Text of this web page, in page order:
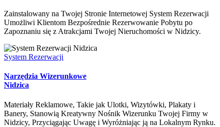
Zainstalowany na Twojej Stronie Internetowej System Rezerwacji
Umożliwi Klientom Bezpośrednie Rezerwowanie Pobytu po
Zapoznaniu się z Atrakcjami Twojej Nieruchomości w Nidzicy.
System Rezerwacji
Narzędzia Wizerunkowe
Nidzica
Materiały Reklamowe, Takie jak Ulotki, Wizytówki, Plakaty i
Banery, Stanowią Kreatywny Nośnik Wizerunku Twojej Firmy w
Nidzicy, Przyciągając Uwagę i Wyróżniając ją na Lokalnym Rynku.